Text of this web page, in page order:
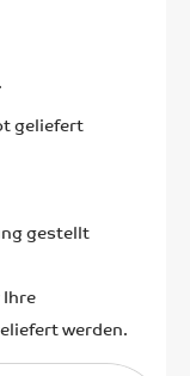
geliefert
gestellt
werden.